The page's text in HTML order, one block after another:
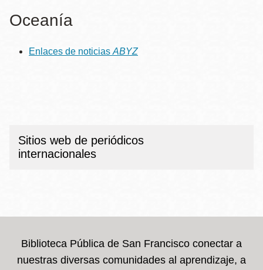
Oceanía
Enlaces de noticias ABYZ
Sitios web de periódicos
internacionales
Biblioteca Pública de San Francisco conectar a
nuestras diversas comunidades al aprendizaje, a